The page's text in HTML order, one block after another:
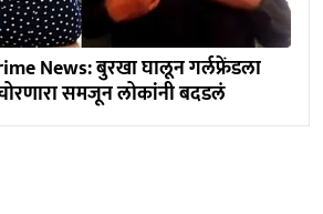
News: बुरखा घालून गर्लफ्रेंडला
समजून लोकांनी बदडलं